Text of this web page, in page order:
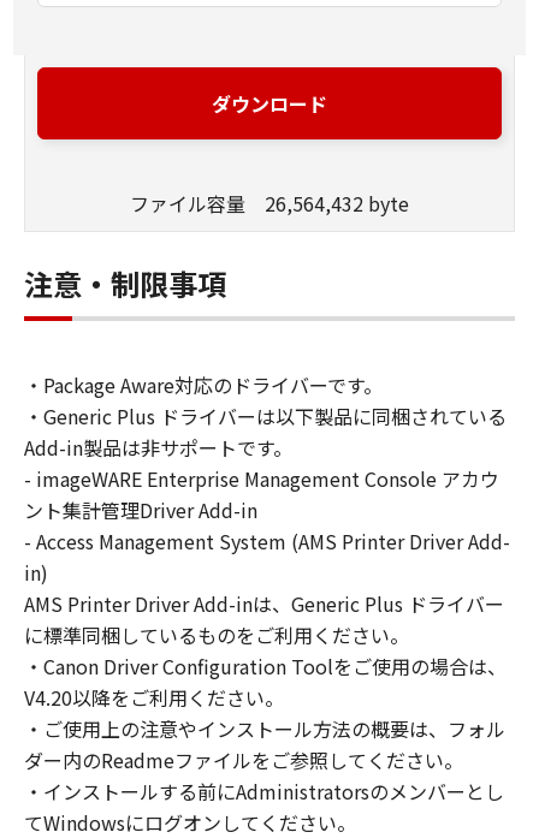
(1) キヤノンは、お客様が「キヤノン製品」を利
用する目的のために、「キヤノン製品」に直接
（本契約書においては、「本ソフトウェア」を
ること、またはコンピューターにおいて表示す
ること、アクセスすること、もしくは実行する
ことのいずれも含むものとします。）するため
お客様は、また「指定機器」にネットワークを
通じて接続されたコンピューター上で、かかる
コンピューターの使用者に対して「本ソフトウ
ェア」を使用させることができますが、かかる
コンピューターの使用者に本契約書上の義務お
よび条件を遵守させるとともに、その履行に関
し全責任を負うことを条件とします。
(2) お客様は、上記(1)に基づいて「本ソフトウ
ェア」を使用するためのバックアップとして、
「本ソフトウェア」を１部、複製することがで
きます。
(3) 上記(1)および(2)に定める場合を除き、キヤ
ノンまたはキヤノンのライセンサーのいかなる
知的財産権も、明示たると黙示たるとを問わ
ず、本契約書によってお客様に譲渡あるいは許
諾されるものではありません。
ダウンロード
ファイル容量 26,564,432 byte
注意・制限事項
・Package Aware対応のドライバーです。
・Generic Plus ドライバーは以下製品に同梱されている
Add-in製品は非サポートです。
- imageWARE Enterprise Management Console アカウ
ント集計管理Driver Add-in
- Access Management System (AMS Printer Driver Add-
in)
AMS Printer Driver Add-inは、Generic Plus ドライバー
に標準同梱しているものをご利用ください。
・Canon Driver Configuration Toolをご使用の場合は、
V4.20以降をご利用ください。
・ご使用上の注意やインストール方法の概要は、フォル
ダー内のReadmeファイルをご参照してください。
・インストールする前にAdministratorsのメンバーとし
てWindowsにログオンしてください。